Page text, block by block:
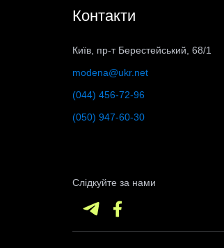
Контакти
Київ, пр-т Берестейський, 68/1
modena@ukr.net
(044) 456-72-96
(050) 947-60-30
Слідкуйте за нами